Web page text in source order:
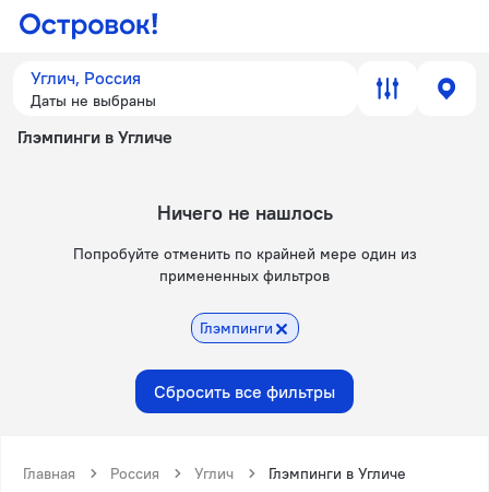
Углич, Россия
Даты не выбраны
Глэмпинги в Угличе
Ничего не нашлось
Попробуйте отменить по крайней мере один из
примененных фильтров
Глэмпинги
Сбросить все фильтры
Главная Россия Углич Глэмпинги в Угличе